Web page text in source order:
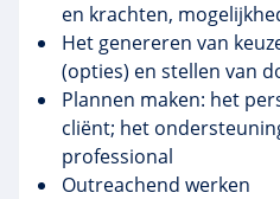
en krachten,
Het genereren van
(opties) en stellen van
Plannen maken: het
cliënt; het
professional
Outreachend werken